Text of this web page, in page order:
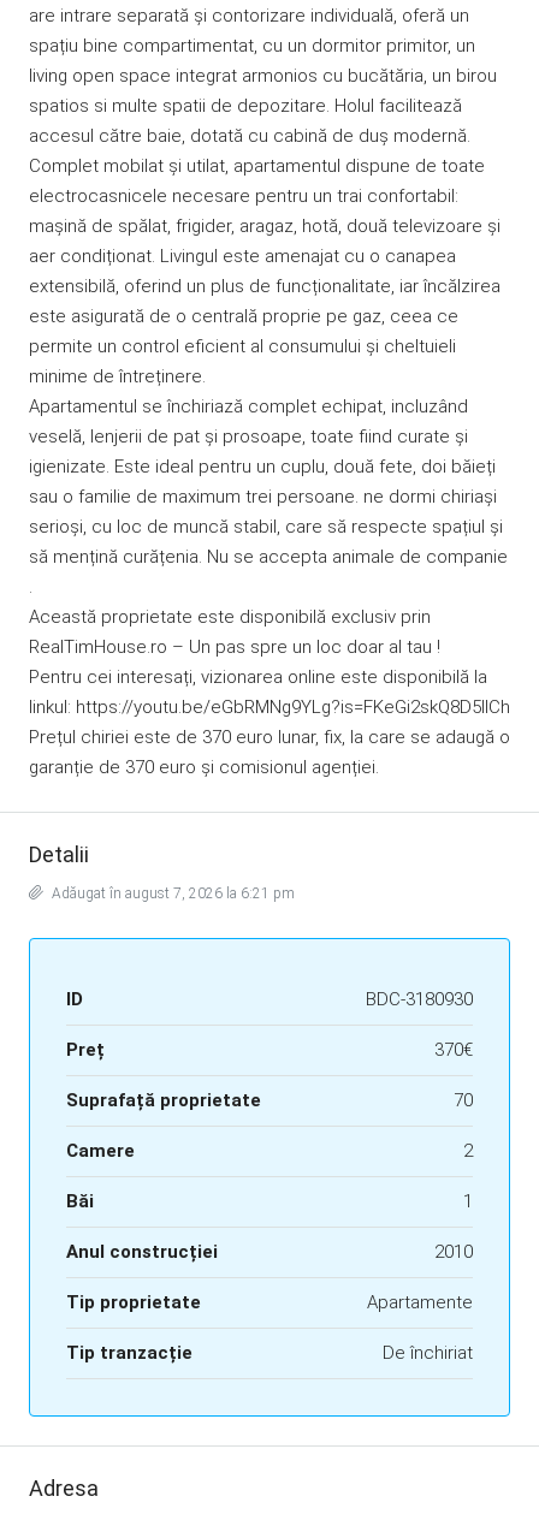
are intrare separată și contorizare individuală, oferă un
spațiu bine compartimentat, cu un dormitor primitor, un
living open space integrat armonios cu bucătăria, un birou
spatios si multe spatii de depozitare. Holul facilitează
accesul către baie, dotată cu cabină de duș modernă.
Complet mobilat și utilat, apartamentul dispune de toate
electrocasnicele necesare pentru un trai confortabil:
mașină de spălat, frigider, aragaz, hotă, două televizoare și
aer condiționat. Livingul este amenajat cu o canapea
extensibilă, oferind un plus de funcționalitate, iar încălzirea
este asigurată de o centrală proprie pe gaz, ceea ce
permite un control eficient al consumului și cheltuieli
minime de întreținere.
Apartamentul se închiriază complet echipat, incluzând
veselă, lenjerii de pat și prosoape, toate fiind curate și
igienizate. Este ideal pentru un cuplu, două fete, doi băieți
sau o familie de maximum trei persoane. ne dormi chiriași
serioși, cu loc de muncă stabil, care să respecte spațiul și
să mențină curățenia. Nu se accepta animale de companie
.
Această proprietate este disponibilă exclusiv prin
RealTimHouse.ro – Un pas spre un loc doar al tau !
Pentru cei interesați, vizionarea online este disponibilă la
linkul: https://youtu.be/eGbRMNg9YLg?is=FKeGi2skQ8D5IlCh
Prețul chiriei este de 370 euro lunar, fix, la care se adaugă o
garanție de 370 euro și comisionul agenției.
Detalii
Adăugat în august 7, 2026 la 6:21 pm
ID BDC-3180930
Preț 370€
Suprafață proprietate 70
Camere 2
Băi 1
Anul construcției 2010
Tip proprietate Apartamente
Tip tranzacție De închiriat
Adresa